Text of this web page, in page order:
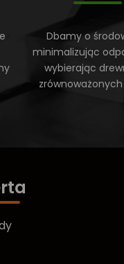
Dbamy o
minimalizując
wybierając
zrównoważonych